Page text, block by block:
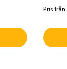
Pris från